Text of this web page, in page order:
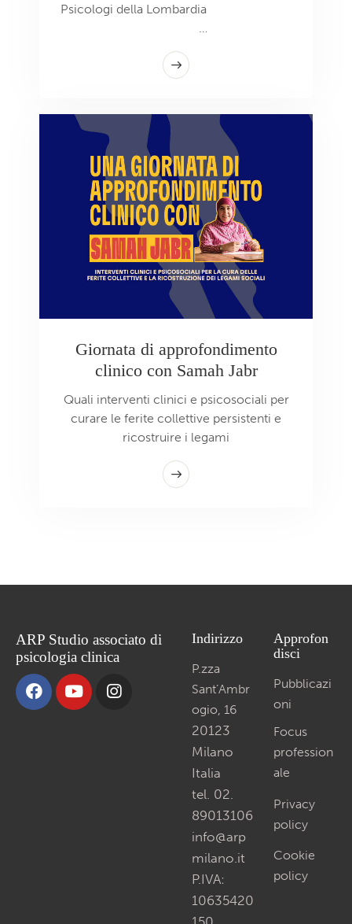
Psicologi della Lombardia
Giornata di approfondimento
clinico con Samah Jabr
Quali interventi clinici e psicosociali per
curare le ferite collettive persistenti e
ricostruire i legami
ARP Studio associato di
psicologia clinica
Indirizzo
P.zza
Sant’Ambr
ogio, 16
20123
Milano
Italia
tel. 02.
89013106
info@arp
milano.it
P.IVA:
10635420
Approfon
disci
Pubblicazi
oni
Focus
profession
ale
Privacy
policy
Cookie
policy